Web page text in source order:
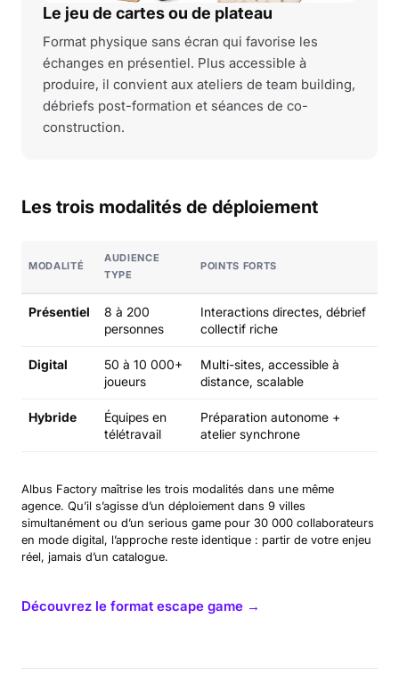
Le jeu de cartes ou de plateau
Format physique sans écran qui favorise les
échanges en présentiel. Plus accessible à
produire, il convient aux ateliers de team building,
débriefs post-formation et séances de co-
construction.
Les trois modalités de déploiement
MODALITÉ
AUDIENCE
TYPE
POINTS FORTS
Présentiel
8 à 200
personnes
Interactions directes, débrief
collectif riche
Digital
50 à 10 000+
joueurs
Multi-sites, accessible à
distance, scalable
Hybride
Équipes en
télétravail
Préparation autonome +
atelier synchrone
Albus Factory maîtrise les trois modalités dans une même
agence. Qu’il s’agisse d’un déploiement dans 9 villes
simultanément ou d’un serious game pour 30 000 collaborateurs
en mode digital, l’approche reste identique : partir de votre enjeu
réel, jamais d’un catalogue.
Découvrez le format escape game →